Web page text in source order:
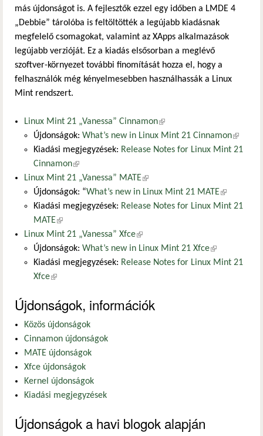
más újdonságot is. A fejlesztők ezzel egy időben a LMDE 4
„Debbie” tárolóba is feltöltötték a legújabb kiadásnak
megfelelő csomagokat, valamint az XApps alkalmazások
legújabb verzióját. Ez a kiadás elsősorban a meglévő
szoftver-környezet további finomítását hozza el, hogy a
felhasználók még kényelmesebben használhassák a Linux
Mint rendszert.
Linux Mint 21 „Vanessa” Cinnamon(külső hivatkozás)
Újdonságok: What’s new in Linux Mint 21 Cinnamon(külső
Kiadási megjegyzések: Release Notes for Linux Mint 21
Cinnamon(külső hivatkozás)
Linux Mint 21 „Vanessa” MATE(külső hivatkozás)
Újdonságok: “What’s new in Linux Mint 21 MATE(külső
hivatkozás)
Kiadási megjegyzések: Release Notes for Linux Mint 21
MATE(külső hivatkozás)
Linux Mint 21 „Vanessa” Xfce(külső hivatkozás)
Újdonságok: What’s new in Linux Mint 21 Xfce(külső
hivatkozás)
Kiadási megjegyzések: Release Notes for Linux Mint 21
Xfce(külső hivatkozás)
Újdonságok, információk
Közös újdonságok
Cinnamon újdonságok
MATE újdonságok
Xfce újdonságok
Kernel újdonságok
Kiadási megjegyzések
Újdonságok a havi blogok alapján